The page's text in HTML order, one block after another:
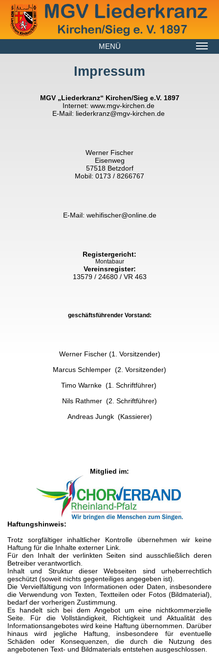
MENÜ
Impressum
MGV „Liederkranz“ Kirchen/Sieg e.V. 1897
Internet: www.mgv-kirchen.de
E-Mail: liederkranz@mgv-kirchen.de
Werner Fischer
Eisenweg
57518 Betzdorf
Mobil: 0173 / 8266767
E-Mail: wehifischer@online.de
Registergericht:
Montabaur
Vereinsregister:
13579 / 24680 / VR 463
geschäftsführender Vorstand:
Werner Fischer (1. Vorsitzender)
Marcus Schlemper (2. Vorsitzender)
Timo Warnke (1. Schriftführer)
Nils Rathmer (2. Schriftführer)
Andreas Jungk (Kassierer)
Mitglied im:
Haftungshinweis:
Trotz sorgfältiger inhaltlicher Kontrolle übernehmen wir keine
Haftung für die Inhalte externer Link.
Für den Inhalt der verlinkten Seiten sind ausschließlich deren
Betreiber verantwortlich.
Inhalt und Struktur dieser Webseiten sind urheberrechtlich
geschützt (soweit nichts gegenteiliges angegeben ist).
Die Vervielfältigung von Informationen oder Daten, insbesondere
die Verwendung von Texten, Textteilen oder Fotos (Bildmaterial),
bedarf der vorherigen Zustimmung.
Es handelt sich bei dem Angebot um eine nichtkommerzielle
Seite. Für die Vollständigkeit, Richtigkeit und Aktualität des
Informationsangebotes wird keine Haftung übernommen. Darüber
hinaus wird jegliche Haftung, insbesondere für eventuelle
Schäden oder Konsequenzen, die durch die Nutzung des
angebotenen Text- und Bildmaterials entstehen ausgeschlossen.